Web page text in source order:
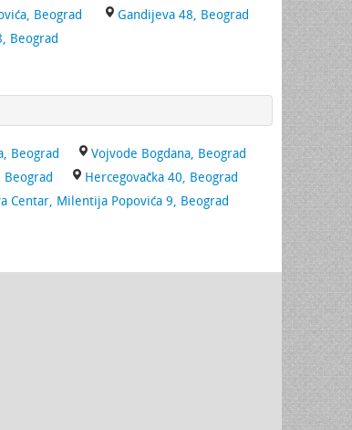
Beograd
Gandijeva 48, Beograd
Beograd
Beograd
Vojvode Bogdana, Beograd
Hercegovačka 40, Beograd
Centar, Milentija Popovića 9, Beograd